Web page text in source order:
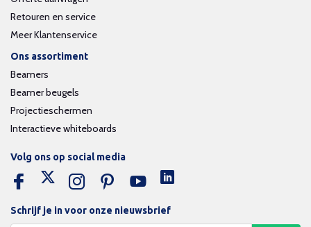
Retouren en service
Meer Klantenservice
Ons assortiment
Beamers
Beamer beugels
Projectieschermen
Interactieve whiteboards
Schrijf je in voor onze nieuwsbrief
Volg ons op social media